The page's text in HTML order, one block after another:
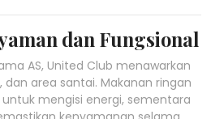
dan Fungsional
AS, United Club menawarkan
dan area santai. Makanan ringan
mengisi energi, sementara